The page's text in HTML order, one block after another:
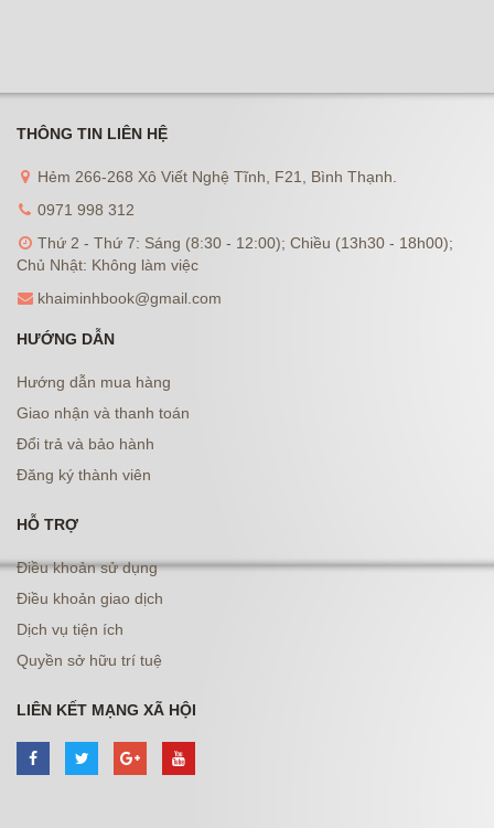
THÔNG TIN LIÊN HỆ
Hẻm 266-268 Xô Viết Nghệ Tĩnh, F21, Bình Thạnh.
0971 998 312
Thứ 2 - Thứ 7: Sáng (8:30 - 12:00); Chiều (13h30 - 18h00);
Chủ Nhật: Không làm việc
khaiminhbook@gmail.com
HƯỚNG DẪN
Hướng dẫn mua hàng
Giao nhận và thanh toán
Đổi trả và bảo hành
Đăng ký thành viên
HỖ TRỢ
Điều khoản sử dụng
Điều khoản giao dịch
Dịch vụ tiện ích
Quyền sở hữu trí tuệ
LIÊN KẾT MẠNG XÃ HỘI